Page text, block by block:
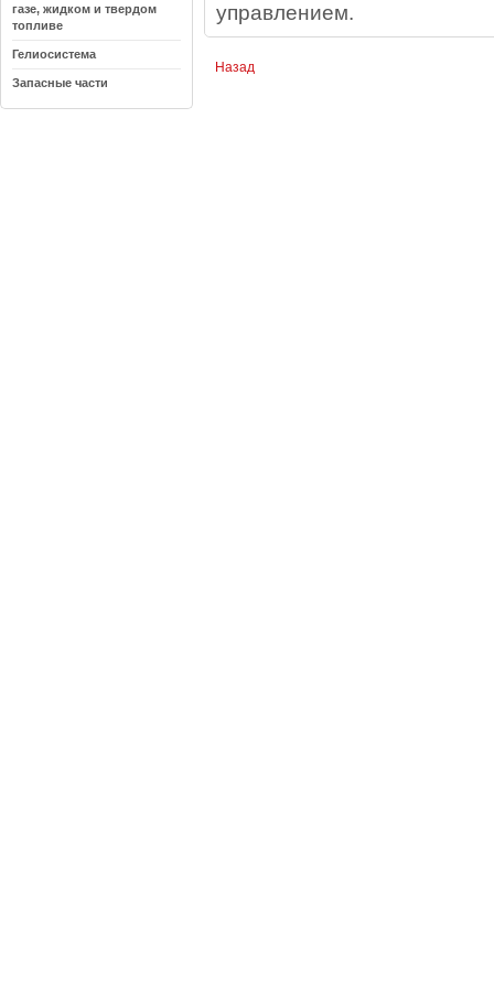
управлением.
Назад
газе, жидком и твердом
топливе
Гелиосистема
Запасные части